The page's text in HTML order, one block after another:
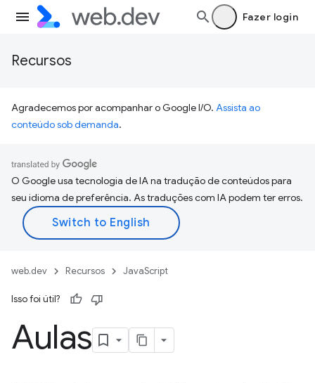
Fazer login
Recursos
Agradecemos por acompanhar o Google I/O. Assista ao
conteúdo sob demanda.
O Google usa tecnologia de IA na tradução de conteúdos para
seu idioma de preferência. As traduções com IA podem ter erros.
web.dev Recursos JavaScript
Isso foi útil?
Aulas